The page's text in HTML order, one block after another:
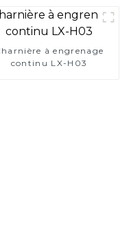
à engrenage
continu LX-H03